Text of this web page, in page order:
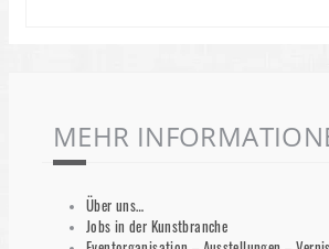
MEHR
Über uns…
Jobs in der Kunstbranche